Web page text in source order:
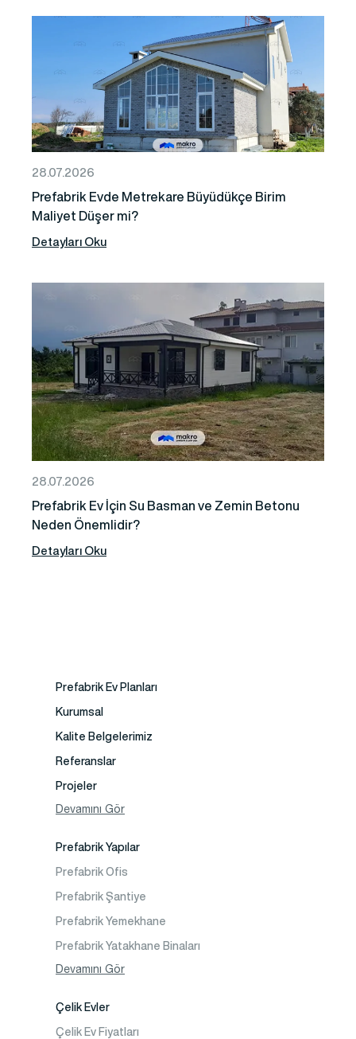
28.07.2026
Prefabrik Evde Metrekare Büyüdükçe Birim
Maliyet Düşer mi?
Detayları Oku
28.07.2026
Prefabrik Ev İçin Su Basman ve Zemin Betonu
Neden Önemlidir?
Detayları Oku
Prefabrik Ev Planları
Kurumsal
Kalite Belgelerimiz
Referanslar
Projeler
Fotoğraf Galeri
Devamını Gör
Prefabrik Yapılar
Prefabrik Ofis
Prefabrik Şantiye
Prefabrik Yemekhane
Prefabrik Yatakhane Binaları
Prefabrik Dükkan
Devamını Gör
Çelik Evler
Çelik Ev Fiyatları